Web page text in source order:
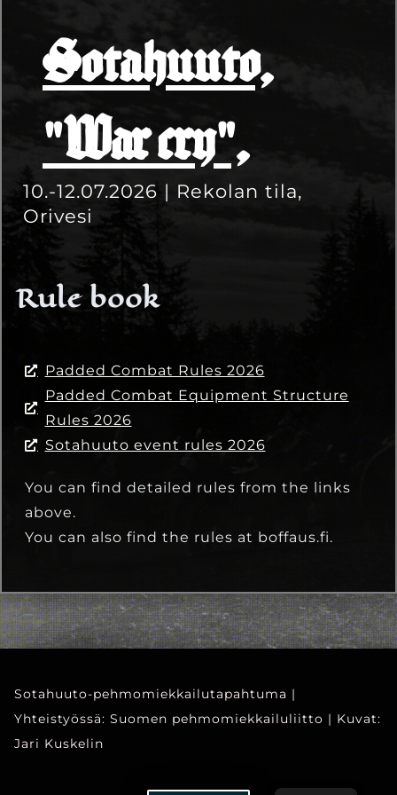
Sotahuuto,
"War cry",
10.-12.07.2026 | Rekolan tila,
Orivesi
Rule book
Padded Combat Rules 2026
Padded Combat Equipment Structure
Rules 2026
Sotahuuto event rules 2026
You can find detailed rules from the links
above.
You can also find the rules at boffaus.fi.
Sotahuuto-pehmomiekkailutapahtuma |
Yhteistyössä: Suomen pehmomiekkailuliitto | Kuvat:
Jari Kuskelin